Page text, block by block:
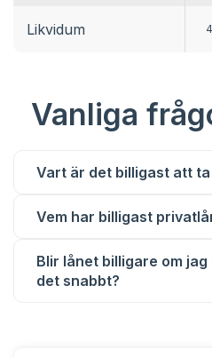
Likvidum
Vanliga
Vart är det billigast att ta
Vem har billigast
Blir lånet billigare om
det snabbt?